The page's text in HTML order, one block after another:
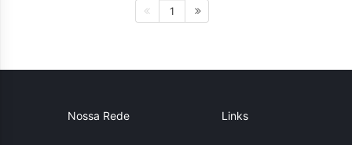
1
Nossa Rede Links